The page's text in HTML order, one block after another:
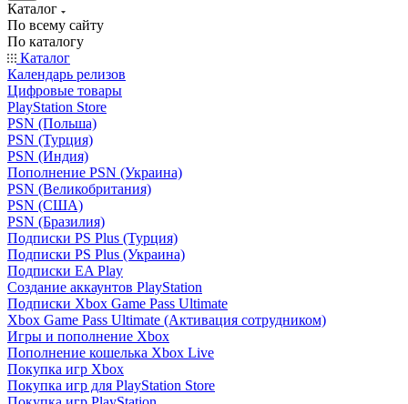
Каталог
По всему сайту
По каталогу
Каталог
Календарь релизов
Цифровые товары
PlayStation Store
PSN (Польша)
PSN (Турция)
PSN (Индия)
Пополнение PSN (Украина)
PSN (Великобритания)
PSN (США)
PSN (Бразилия)
Подписки PS Plus (Турция)
Подписки PS Plus (Украина)
Подписки EA Play
Создание аккаунтов PlayStation
Подписки Xbox Game Pass Ultimate
Xbox Game Pass Ultimate (Активация сотрудником)
Игры и пополнение Xbox
Пополнение кошелька Xbox Live
Покупка игр Xbox
Покупка игр для PlayStation Store